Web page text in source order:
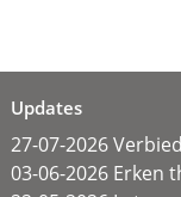
Updates
27-07-2026
03-06-2026 Erken